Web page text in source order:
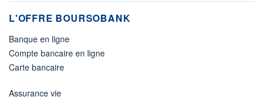
L'OFFRE BOURSOBANK
Banque en ligne
Compte bancaire en ligne
Carte bancaire
Assurance vie